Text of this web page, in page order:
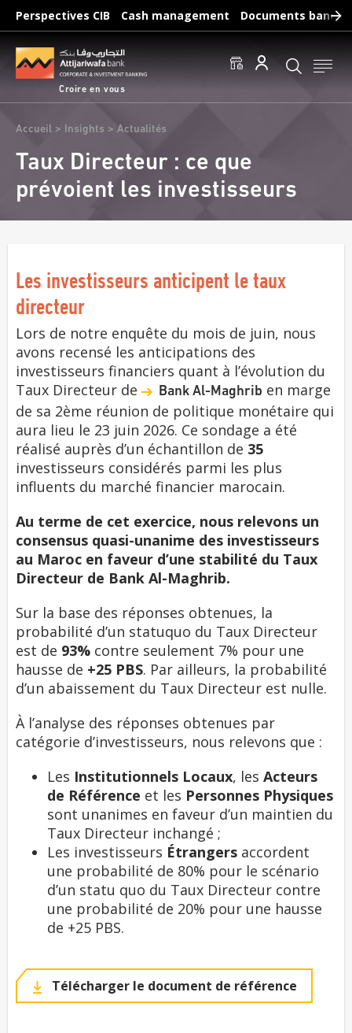
Aller
contenu
principal
Perspectives CIB Cash management Documents
Croire en vous
Fil
d'Ariane
Accueil Insights Actualités
Taux Directeur : ce que
prévoient les investisseurs
Les investisseurs anticipent le taux
directeur
Lors de notre enquête du mois de juin, nous
avons recensé les anticipations des
investisseurs financiers quant à l’évolution du
Taux Directeur de
Bank Al-Maghrib en marge
de sa 2ème réunion de politique monétaire qui
aura lieu le 23 juin 2026. Ce sondage a été
réalisé auprès d’un échantillon de 35
investisseurs considérés parmi les plus
influents du marché financier marocain.
Au terme de cet exercice, nous relevons un
consensus quasi-unanime des investisseurs
au Maroc en faveur d’une stabilité du Taux
Directeur de Bank Al-Maghrib.
Sur la base des réponses obtenues, la
probabilité d’un statuquo du Taux Directeur
est de 93% contre seulement 7% pour une
hausse de +25 PBS. Par ailleurs, la probabilité
d’un abaissement du Taux Directeur est nulle.
À l’analyse des réponses obtenues par
catégorie d’investisseurs, nous relevons que :
Les Institutionnels Locaux, les Acteurs
de Référence et les Personnes Physiques
sont unanimes en faveur d’un maintien du
Taux Directeur inchangé ;
Les investisseurs Étrangers accordent
une probabilité de 80% pour le scénario
d’un statu quo du Taux Directeur contre
une probabilité de 20% pour une hausse
de +25 PBS.
Télécharger le document de référence
Recherches fréquentes :
Accéder aux comptes Effectuer un virement
Éditer un RIB